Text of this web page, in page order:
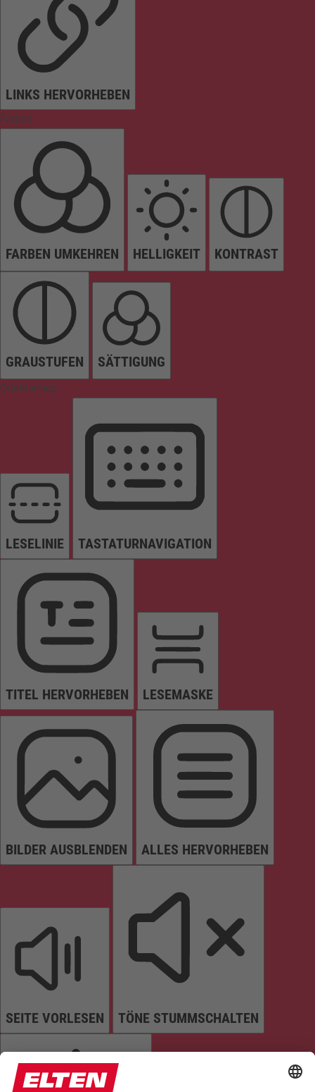
LINKS HERVORHEBEN
Farben
FARBEN UMKEHREN HELLIGKEIT KONTRAST
GRAUSTUFEN SÄTTIGUNG
Orientierung
LESELINIE TASTATURNAVIGATION
TITEL HERVORHEBEN LESEMASKE
BILDER AUSBLENDEN ALLES HERVORHEBEN
SEITE VORLESEN TÖNE STUMMSCHALTEN